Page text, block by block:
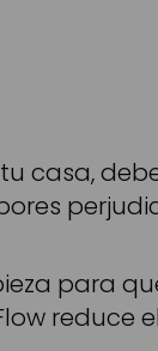
casa,
para
reduce